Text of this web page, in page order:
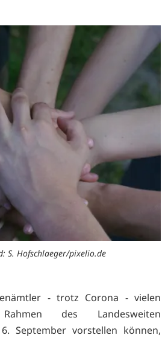
S. Hofschlaeger/pixelio.de
- trotz Corona - vielen
des Landesweiten
September vorstellen können,